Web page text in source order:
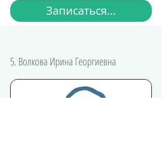
Записаться...
5. Волкова Ирина Георгиевна